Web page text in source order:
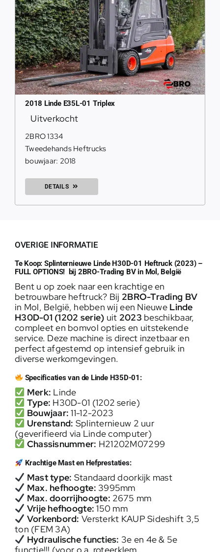
2018 Linde E35L-01 Triplex
Uitverkocht
2BRO 1334
Tweedehands Heftrucks
bouwjaar: 2018
DETAILS
OVERIGE INFORMATIE
Te Koop: Splinternieuwe Linde H30D-01 Heftruck (2023) –
FULL OPTIONS! bij 2BRO-Trading BV in Mol, België
Bent u op zoek naar een krachtige en
betrouwbare heftruck? Bij 2BRO-Trading BV
in Mol, België, hebben wij een Nieuwe Linde
H30D-01 (1202 serie) uit 2023 beschikbaar,
compleet en bomvol opties en uitstekende
service. Deze machine is direct inzetbaar en
perfect afgestemd op intensief gebruik in
diverse werkomgevingen.
Specificaties van de Linde H35D-01:
Merk: Linde
Type: H30D-01 (1202 serie)
Bouwjaar: 11-12-2023
Urenstand: Splinternieuw 2 uur
(geverifieerd via Linde computer)
Chassisnummer: H21202M07299
Krachtige Mast en Hefprestaties:
Mast type: Standaard doorkijk mast
Max. hefhoogte: 3995mm
Max. doorrijhoogte: 2675 mm
Vrije hefhoogte: 150 mm
Vorkenbord: Versterkt KAUP Sideshift 3,5
ton (FEM 3A)
Hydraulische functies: 3e en 4e & 5e